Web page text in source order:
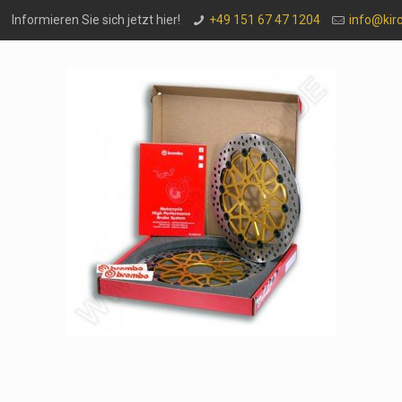
Informieren Sie sich jetzt hier! +49 151 67 47 1204